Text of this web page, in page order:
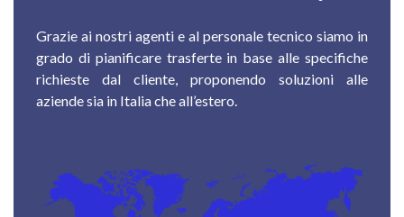
Grazie ai nostri agenti e al personale tecnico siamo in
grado di pianificare trasferte in base alle specifiche
richieste dal cliente, proponendo soluzioni alle
aziende sia in Italia che all’estero.